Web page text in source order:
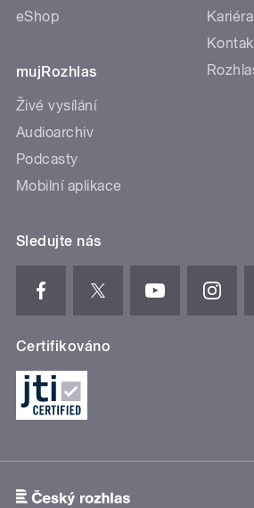
eShop
mujRozhlas
Živé vysílání
Audioarchiv
Podcasty
Mobilní aplikace
Kariéra
Sledujte nás
Certifikováno